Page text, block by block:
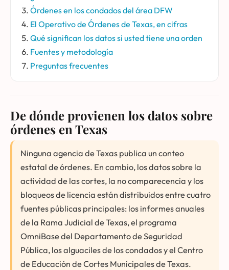
Órdenes en los condados del área DFW
El Operativo de Órdenes de Texas, en cifras
Qué significan los datos si usted tiene una orden
Fuentes y metodología
Preguntas frecuentes
De dónde provienen los datos sobre
órdenes en Texas
Ninguna agencia de Texas publica un conteo
estatal de órdenes. En cambio, los datos sobre la
actividad de las cortes, la no comparecencia y los
bloqueos de licencia están distribuidos entre cuatro
fuentes públicas principales: los informes anuales
de la Rama Judicial de Texas, el programa
OmniBase del Departamento de Seguridad
Pública, los alguaciles de los condados y el Centro
de Educación de Cortes Municipales de Texas.